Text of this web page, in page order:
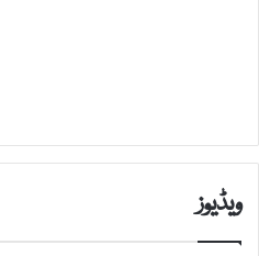
ویڈیوز